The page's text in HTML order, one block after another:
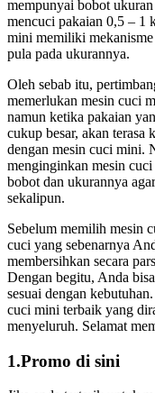
mempunyai bobot
mencuci pakaian 0,5 – 1
mini memiliki
pula pada ukurannya.
Oleh sebab itu,
memerlukan mesin cuci
namun ketika pakaian
cukup besar, akan
dengan mesin cuci mini.
menginginkan mesin
bobot dan ukurannya
sekalipun.
Sebelum memilih mesin
cuci yang sebenarnya
membersihkan secara
Dengan begitu, Anda
sesuai dengan
cuci mini terbaik yang
menyeluruh. Selamat
1.Promo di sini